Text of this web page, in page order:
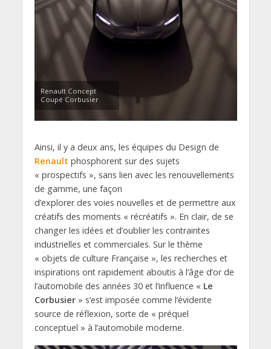
Renault Concept
Coupé Corbusier
Ainsi, il y a deux ans, les équipes du Design de
Renault phosphorent sur des sujets
« prospectifs », sans lien avec les renouvellements
de gamme, une façon
d’explorer des voies nouvelles et de permettre aux
créatifs des moments « récréatifs ». En clair, de se
changer les idées et d’oublier les contraintes
industrielles et commerciales. Sur le thème
« objets de culture Française », les recherches et
inspirations ont rapidement aboutis à l’âge d’or de
l’automobile des années 30 et l’influence « Le
Corbusier» s’est imposée comme l’évidente
source de réflexion, sorte de « préquel
conceptuel » à l’automobile moderne.